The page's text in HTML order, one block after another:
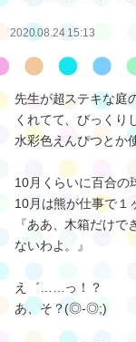
2020.08.24 15:13
先生が超ステキな庭
くれてて、びっくり
水彩色えんぴつとか
10月くらいに百合の
10月は熊が仕事で１
『ああ、木箱だけ
ないわよ。』
え゛……っ！？
あ、そ？(◎-◎;)